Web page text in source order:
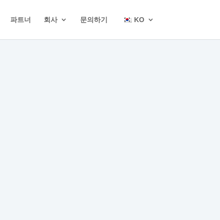
파트너 회사 문의하기 KO